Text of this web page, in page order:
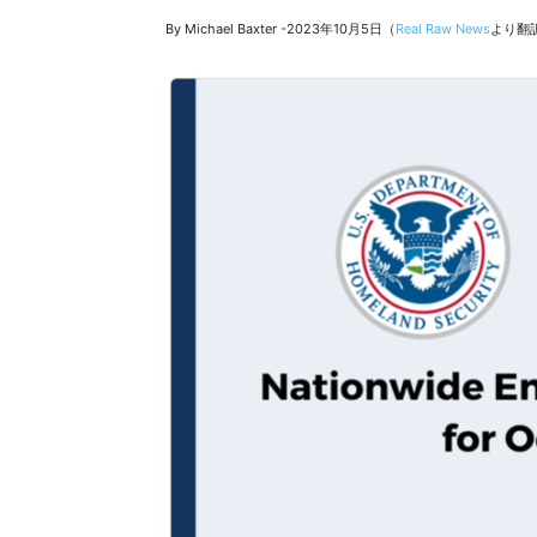
By Michael Baxter -2023年10月5日（ Real Raw Newsより翻